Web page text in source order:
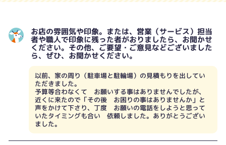
お店の雰囲気や印象。または、営業（サービス）担当
者や職人で印象に残った者がおりましたら、お聞かせ
ください。その他、ご要望・ご意見などございました
ら、ぜひ、お聞かせください。
以前、家の周り（駐車場と駐輪場）の見積もりを出してい
ただきました。
予算等合わなくて お願いする事はありませんでしたが、
近くに来たので「その後 お困りの事はありませんか」と
声をかけて下さり、丁度 お願いの電話をしようと思って
いたタイミングも合い 依頼しました。ありがとうござい
ました。